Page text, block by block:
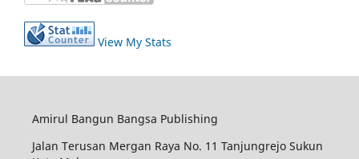
View My Stats
Amirul Bangun Bangsa Publishing
Jalan Terusan Mergan Raya No. 11 Tanjungrejo Sukun